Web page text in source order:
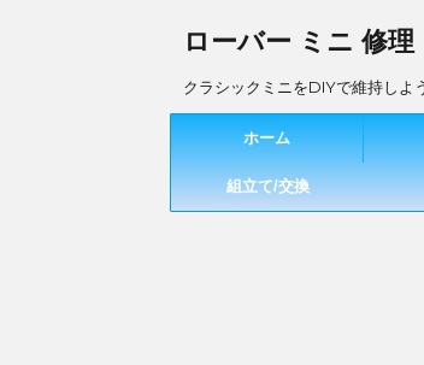
ローバー ミニ 修
クラシックミニをDIYで維持しよ
ホーム
組立て/交換